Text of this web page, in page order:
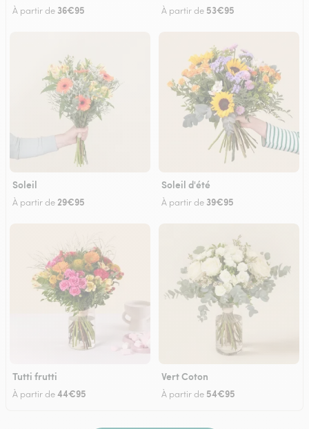
À partir de 36€95 À partir de 53€95
Soleil
À partir de 29€95
Soleil d'été
À partir de 39€95
Tutti frutti
À partir de44€95
Vert Coton
À partir de 54€95